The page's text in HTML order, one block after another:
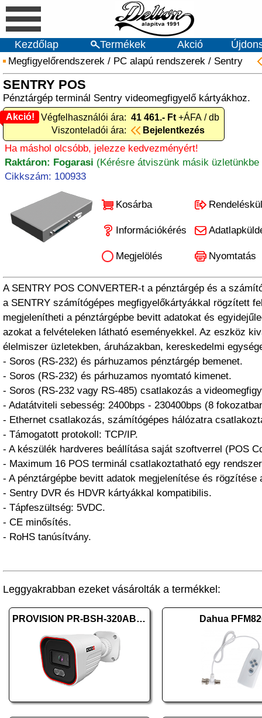
Kezdőlap Termékek Akció
Megfigyelőrendszerek / PC alapú rendszerek / Sentry
SENTRY POS
Pénztárgép terminál Sentry videomegfigyelő kártyákhoz.
Akció!
Akció! Végfelhasználói ára: 41 461.- Ft +ÁFA / db
Viszonteladói ára:
Bejelentkezés
Ha máshol olcsóbb, jelezze kedvezményért!
Raktáron: Fogarasi (Kérésre átviszünk másik üzletünkbe
Cikkszám: 100933
Kosárba
Információkérés
Megjelölés Nyomtatás
A SENTRY POS CONVERTER-t a pénztárgép és a
a SENTRY számítógépes megfigyelőkártyákkal rögzített
megjelenítheti a pénztárgépbe bevitt adatokat és
azokat a felvételeken látható eseményekkel. Az eszköz
élelmiszer üzletekben, áruházakban, kereskedelmi
- Soros (RS-232) és párhuzamos pénztárgép bemenet.
- Soros (RS-232) és párhuzamos nyomtató kimenet.
- Soros (RS-232 vagy RS-485) csatlakozás a
- Adatátviteli sebesség: 2400bps - 230400bps (8
- Ethernet csatlakozás, számítógépes hálózatra
- Támogatott protokoll: TCP/IP.
- A készülék hardveres beállítása saját szoftverrel (POS
- Maximum 16 POS terminál csatlakoztatható egy
- A pénztárgépbe bevitt adatok megjelenítése és rögzítése
- Sentry DVR és HDVR kártyákkal kompatibilis.
- Tápfeszültség: 5VDC.
- CE minősítés.
- RoHS tanúsítvány.
Leggyakrabban ezeket vásárolták a termékkel:
PROVISION PR-BSH-320AB-28 Dahua